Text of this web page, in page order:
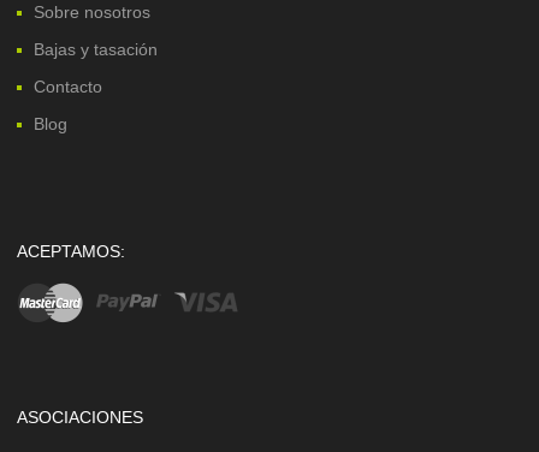
Sobre nosotros
Bajas y tasación
Contacto
Blog
ACEPTAMOS:
ASOCIACIONES